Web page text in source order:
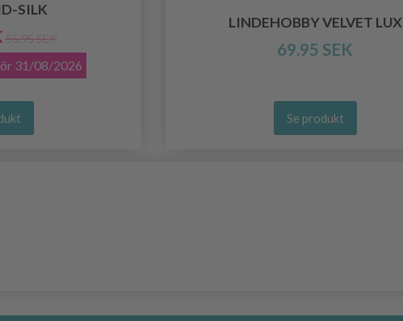
SILK
55.95 SEK
31/08/2026
LINDEHOBBY VELVET LUX
69.95 SEK
Se produkt